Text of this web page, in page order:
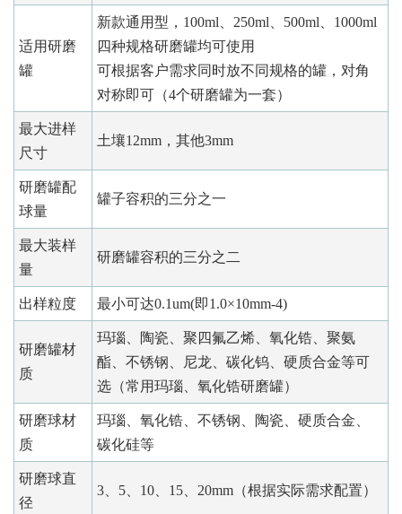
适用研磨
罐
新款通用型，100ml、250ml、500ml、1000ml
四种规格研磨罐均可使用
可根据客户需求同时放不同规格的罐，对角
对称即可（4个研磨罐为一套）
最大进样
尺寸
土壤12mm，其他3mm
研磨罐配
球量
罐子容积的三分之一
最大装样
量
研磨罐容积的三分之二
出样粒度 最小可达0.1um(即1.0×10mm-4)
研磨罐材
质
玛瑙、陶瓷、聚四氟乙烯、氧化锆、聚氨
酯、不锈钢、尼龙、碳化钨、硬质合金等可
选（常用玛瑙、氧化锆研磨罐）
研磨球材
质
玛瑙、氧化锆、不锈钢、陶瓷、硬质合金、
碳化硅等
研磨球直
径
3、5、10、15、20mm（根据实际需求配置）